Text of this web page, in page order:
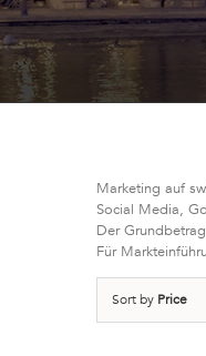
Marketing auf
Social Media,
Der
Für
Sort by Price